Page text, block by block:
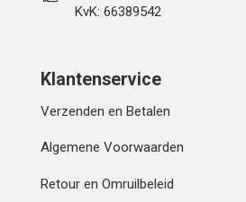
KvK: 66389542
Klantenservice
Verzenden en Betalen
Algemene Voorwaarden
Retour en Omruilbeleid